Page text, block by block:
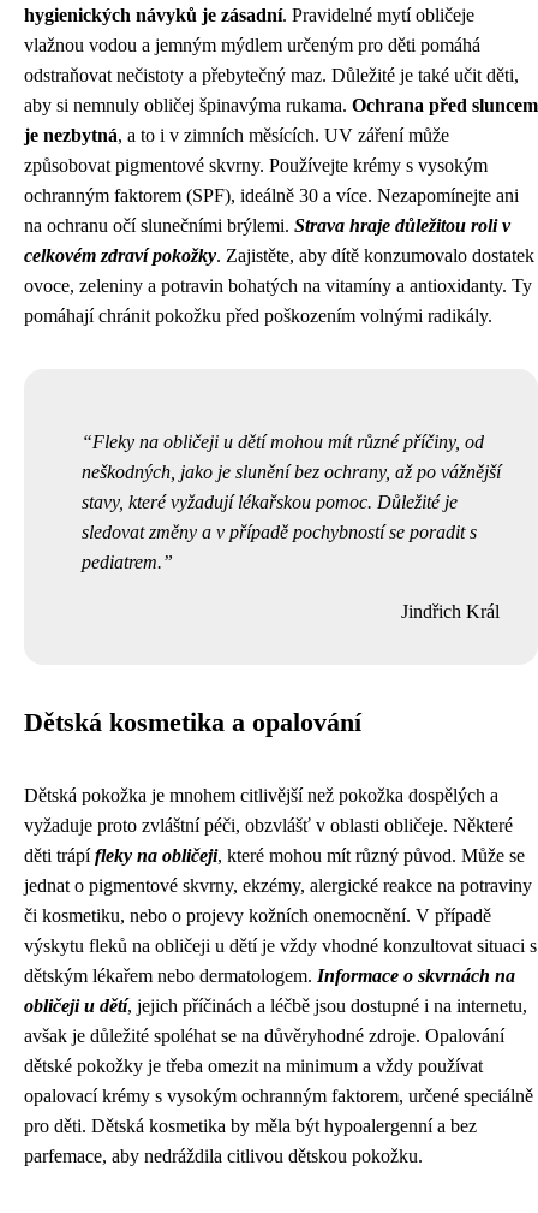
hygienických návyků je zásadní. Pravidelné mytí obličeje
vlažnou vodou a jemným mýdlem určeným pro děti pomáhá
odstraňovat nečistoty a přebytečný maz. Důležité je také učit děti,
aby si nemnuly obličej špinavýma rukama. Ochrana před sluncem
je nezbytná, a to i v zimních měsících. UV záření může
způsobovat pigmentové skvrny. Používejte krémy s vysokým
ochranným faktorem (SPF), ideálně 30 a více. Nezapomínejte ani
na ochranu očí slunečními brýlemi. Strava hraje důležitou roli v
celkovém zdraví pokožky. Zajistěte, aby dítě konzumovalo dostatek
ovoce, zeleniny a potravin bohatých na vitamíny a antioxidanty. Ty
pomáhají chránit pokožku před poškozením volnými radikály.
Fleky na obličeji u dětí mohou mít různé příčiny, od
neškodných, jako je slunění bez ochrany, až po vážnější
stavy, které vyžadují lékařskou pomoc. Důležité je
sledovat změny a v případě pochybností se poradit s
pediatrem.
Jindřich Král
Dětská kosmetika a opalování
Dětská pokožka je mnohem citlivější než pokožka dospělých a
vyžaduje proto zvláštní péči, obzvlášť v oblasti obličeje. Některé
děti trápífleky na obličeji, které mohou mít různý původ. Může se
jednat o pigmentové skvrny, ekzémy, alergické reakce na potraviny
či kosmetiku, nebo o projevy kožních onemocnění. V případě
výskytu fleků na obličeji u dětí je vždy vhodné konzultovat situaci s
dětským lékařem nebo dermatologem. Informace o skvrnách na
obličeji u dětí, jejich příčinách a léčbě jsou dostupné i na internetu,
avšak je důležité spoléhat se na důvěryhodné zdroje. Opalování
dětské pokožky je třeba omezit na minimum a vždy používat
opalovací krémy s vysokým ochranným faktorem, určené speciálně
pro děti. Dětská kosmetika by měla být hypoalergenní a bez
parfemace, aby nedráždila citlivou dětskou pokožku.